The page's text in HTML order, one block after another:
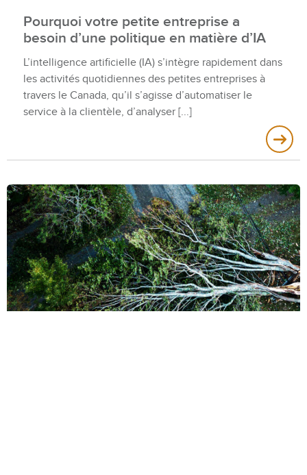
Pourquoi votre petite entreprise a
besoin d’une politique en matière d’IA
L’intelligence artificielle (IA) s’intègre rapidement dans
les activités quotidiennes des petites entreprises à
travers le Canada, qu’il s’agisse d’automatiser le
service à la clientèle, d’analyser